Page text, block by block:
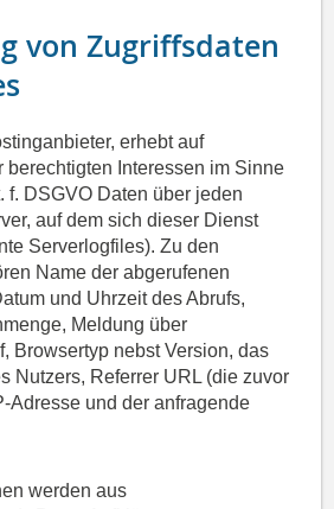
von Zugriffsdaten
erhebt auf
berechtigten Interessen im Sinne
f. DSGVO Daten über jeden
auf dem sich dieser Dienst
Serverlogfiles). Zu den
Name der abgerufenen
und Uhrzeit des Abrufs,
Meldung über
Browsertyp nebst Version, das
Nutzers, Referrer URL (die zuvor
Adresse und der anfragende
werden aus